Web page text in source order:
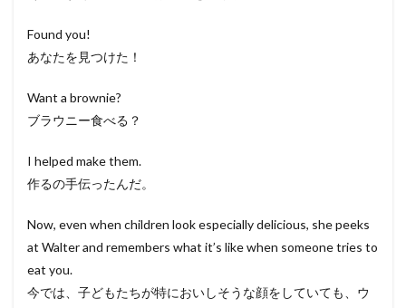
Found you!
あなたを見つけた！
Want a brownie?
ブラウニー食べる？
I helped make them.
作るの手伝ったんだ。
Now, even when children look especially delicious, she peeks
at Walter and remembers what it’s like when someone tries to
eat you.
今では、子どもたちが特においしそうな顔をしていても、ウ